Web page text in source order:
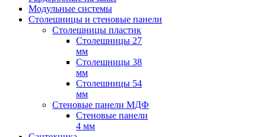
Модульные системы
Столешницы и стеновые панели
Столешницы пластик
Столешницы 27
мм
Столешницы 38
мм
Столешницы 54
мм
Стеновые панели МДФ
Стеновые панели
4 мм